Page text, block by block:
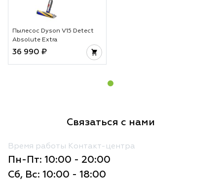
Пылесос Dyson V15 Detect
Absolute Extra
36 990 ₽
Связаться с нами
Время работы Контакт-центра
Пн-Пт: 10:00 - 20:00
Сб, Вс: 10:00 - 18:00